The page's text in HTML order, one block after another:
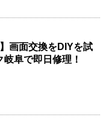
画面交換をDIYを試
阜で即日修理！